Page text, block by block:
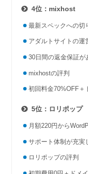
4位：mixhost
最新スペックへの切
アダルトサイトの運
30日間の返金保証が
mixhostの評判
初回料金70%OFF＋
5位：ロリポップ
月額220円から
サポート体制が充実
ロリポップの評判